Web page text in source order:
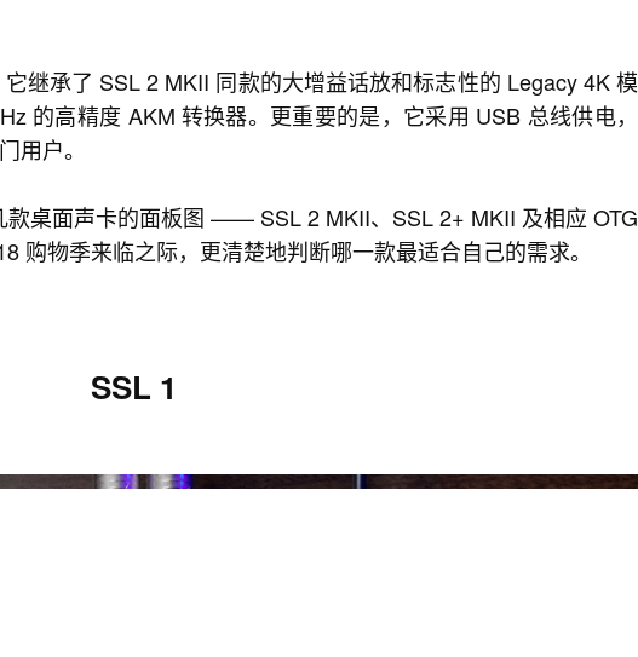
继承了 SSL 2 MKII 同款的大增益话放和标志性的 Legacy 4K 模
的高精度 AKM 转换器。更重要的是，它采用 USB 总线供电，
用户。
桌面声卡的面板图 —— SSL 2 MKII、SSL 2+ MKII 及相应 OTG
购物季来临之际，更清楚地判断哪一款最适合自己的需求。
SSL 1